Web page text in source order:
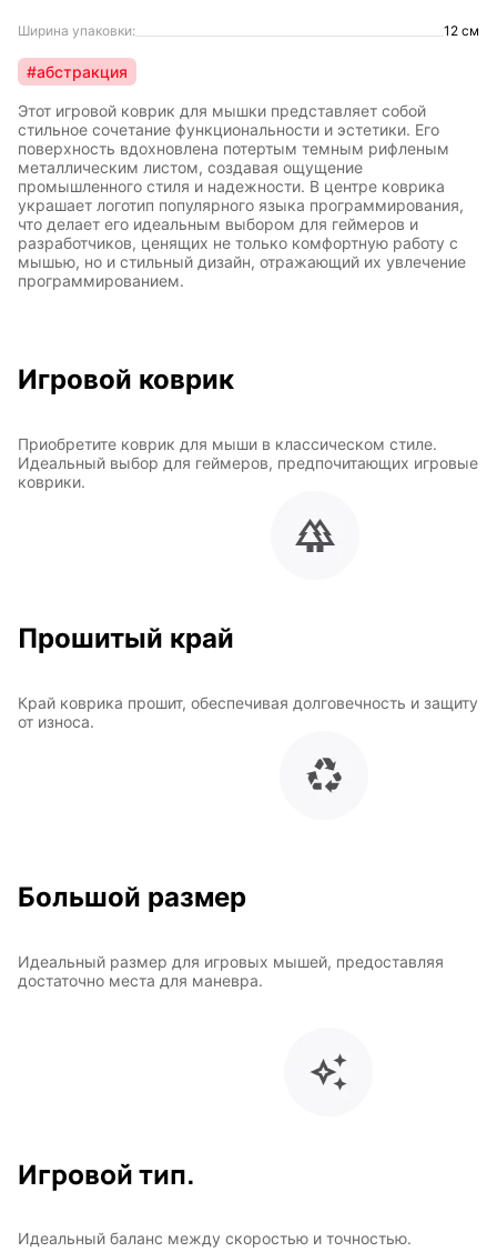
Ширина упаковки: 12 см
#абстракция
Этот игровой коврик для мышки представляет собой
стильное сочетание функциональности и эстетики. Его
поверхность вдохновлена потертым темным рифленым
металлическим листом, создавая ощущение
промышленного стиля и надежности. В центре коврика
украшает логотип популярного языка программирования,
что делает его идеальным выбором для геймеров и
разработчиков, ценящих не только комфортную работу с
мышью, но и стильный дизайн, отражающий их увлечение
программированием.
Игровой коврик
Приобретите коврик для мыши в классическом стиле.
Идеальный выбор для геймеров, предпочитающих игровые
коврики.
Прошитый край
Край коврика прошит, обеспечивая долговечность и защиту
от износа.
Большой размер
Идеальный размер для игровых мышей, предоставляя
достаточно места для маневра.
Игровой тип.
Идеальный баланс между скоростью и точностью.